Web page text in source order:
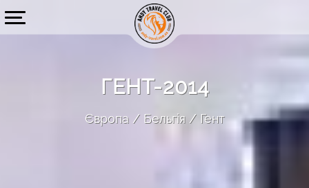
ГЕНТ-2014
Європа Бельгія Гент